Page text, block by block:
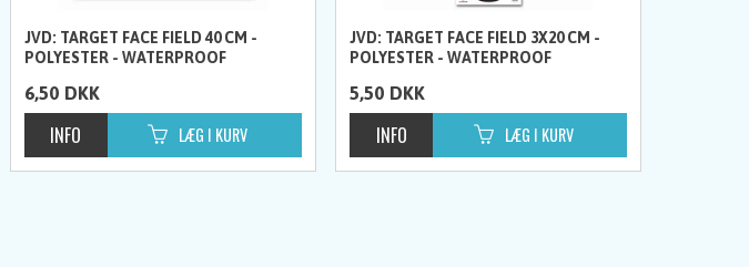
JVD: TARGET FACE FIELD 40 CM -
POLYESTER - WATERPROOF
6,50 DKK
JVD: TARGET FACE FIELD 3X20 CM -
POLYESTER - WATERPROOF
5,50 DKK